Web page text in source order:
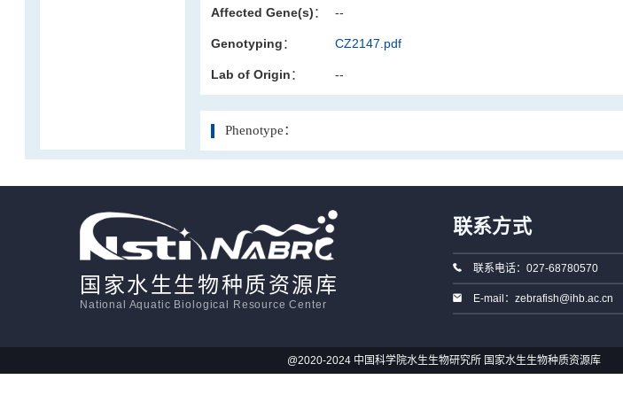
Affected Gene(s)： --
Genotyping： CZ2147.pdf
Lab of Origin： --
Phenotype：
国家水生生物种质资源库
National Aquatic Biological Resource Center
联系方式
联系电话：027-68780570
E-mail：zebrafish@ihb.ac.cn
@2020-2024 中国科学院水生生物研究所 国家水生生物种质资源库